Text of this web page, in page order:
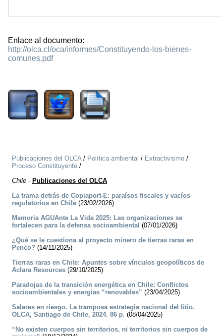
Enlace al documento:
http://olca.cl/oca/informes/Constituyendo-los-bienes-
comunes.pdf
Publicaciones del OLCA/ Política ambiental / Extractivismo /
Proceso Constituyente /
Chile - Publicaciones del OLCA
La trama detrás de Copiaport-E: paraísos fiscales y vacíos
regulatorios en Chile (23/02/2026)
Memoria AGUAnte La Vida 2025: Las organizaciones se
fortalecen para la defensa socioambiental (07/01/2026)
¿Qué se le cuestiona al proyecto minero de tierras raras en
Penco? (14/11/2025)
Tierras raras en Chile: Apuntes sobre vínculos geopolíticos de
Aclara Resources (29/10/2025)
Paradojas de la transición energética en Chile: Conflictos
socioambientales y energías “renovables” (23/04/2025)
Salares en riesgo. La tramposa estrategia nacional del litio.
OLCA, Santiago de Chile, 2024. 86 p. (08/04/2025)
“No existen cuerpos sin territorios, ni territorios sin cuerpos de